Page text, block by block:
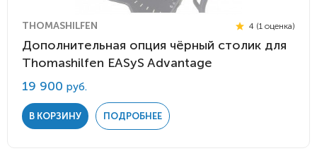
THOMASHILFEN 4 (1 оценка)
Дополнительная опция чёрный столик для
Thomashilfen EASyS Advantage
19 900 руб.
В КОРЗИНУ ПОДРОБНЕЕ